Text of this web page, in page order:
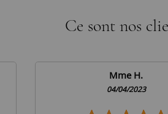
Ce sont nos
Mme H.
04/04/2023